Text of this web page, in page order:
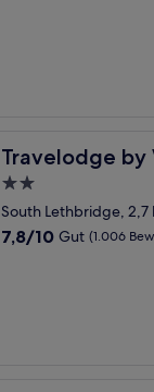
Travelodge by
Travelodge by
2.0-
Sterne-
Unterkunft
South Lethbridge, 2,7
7.8
7,8/10 Gut (1.006